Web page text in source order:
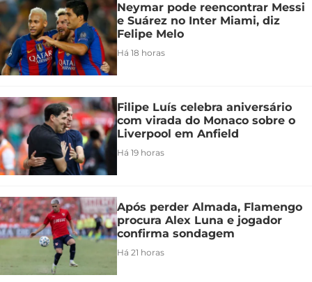
Neymar pode reencontrar Messi
e Suárez no Inter Miami, diz
Felipe Melo
Há 18 horas
Filipe Luís celebra aniversário
com virada do Monaco sobre o
Liverpool em Anfield
Há 19 horas
Após perder Almada, Flamengo
procura Alex Luna e jogador
confirma sondagem
Há 21 horas